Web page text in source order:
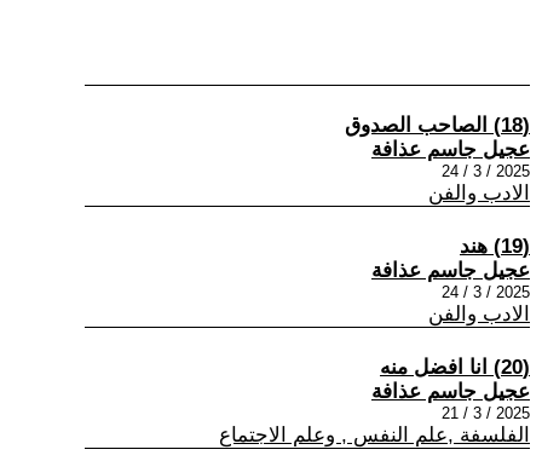
(18) الصاحب الصدوق
عجيل جاسم عذافة
2025 / 3 / 24
الادب والفن
(19) هند
عجيل جاسم عذافة
2025 / 3 / 24
الادب والفن
(20) انا افضل منه
عجيل جاسم عذافة
2025 / 3 / 21
الفلسفة ,علم النفس , وعلم الاجتماع